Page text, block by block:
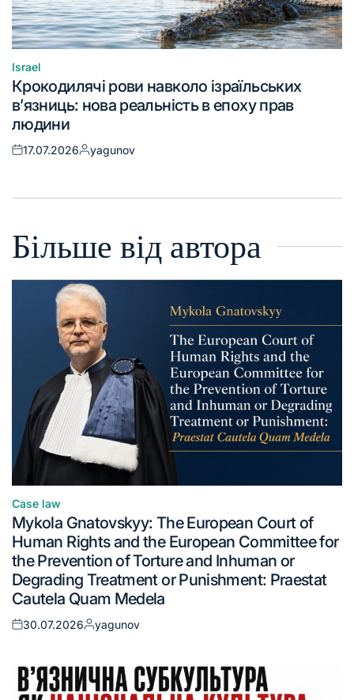
Israel
Крокодилячі рови навколо ізраїльських
в’язниць: нова реальність в епоху прав
людини
17.07.2026 yagunov
Більше від автора
Case law
Mykola Gnatovskyy: The European Court of
Human Rights and the European Committee for
the Prevention of Torture and Inhuman or
Degrading Treatment or Punishment: Praestat
Cautela Quam Medela
30.07.2026 yagunov